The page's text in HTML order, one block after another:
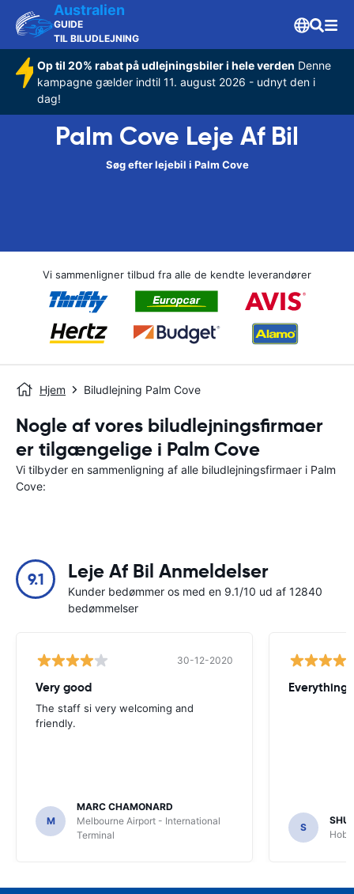
Australien
GUIDE
TIL BILUDLEJNING
Op til 20% rabat på udlejningsbiler i hele verden Denne
kampagne gælder indtil 11. august 2026 - udnyt den i
dag!
Palm Cove Leje Af Bil
Søg efter lejebil i Palm Cove
Vi sammenligner tilbud fra alle de kendte leverandører
Hjem Biludlejning Palm Cove
Nogle af vores biludlejningsfirmaer
er tilgængelige i Palm Cove
Vi tilbyder en sammenligning af alle biludlejningsfirmaer i Palm
Cove:
9.1 Leje Af Bil Anmeldelser
Kunder bedømmer os med en 9.1/10 ud af 12840
bedømmelser
30-12-2020
Very good
The staff si very welcoming and
friendly.
M
MARC CHAMONARD
Melbourne Airport - International
Terminal
Everything
S